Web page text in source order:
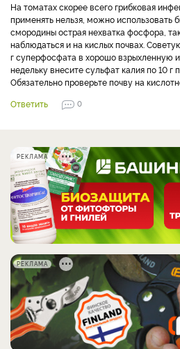
На томатах скорее всего грибковая
применять нельзя, можно использовать
смородины острая нехватка фосфора,
наблюдаться и на кислых почвах.
г суперфосфата в хорошо взрыхленную
недельку внесите сульфат калия по 10 г
Обязательно проверьте почву на
Ответить
0
РЕКЛАМА
РЕКЛАМА